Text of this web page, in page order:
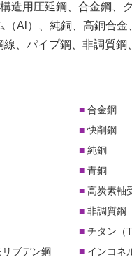
造用圧延鋼、合金鋼、
Al）、純銅、高銅合金
、パイプ鋼、非調質鋼
合金鋼
快削鋼
純銅
青銅
高炭素軸
非調質鋼
チタン（Ti
ブデン鋼
インコネ